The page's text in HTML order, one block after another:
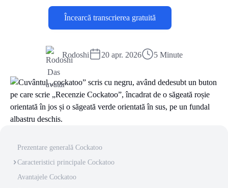
Încearcă transcrierea gratuită
Rodoshi 20 apr. 2026 5 Minute
Prezentare generală Cockatoo
Caracteristici principale Cockatoo
Avantajele Cockatoo